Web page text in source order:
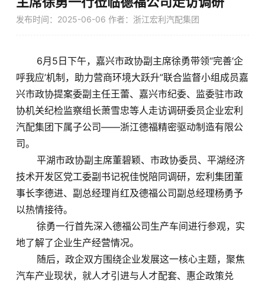
联系我们
发布时间：2025-06-06 作者：浙江宏利汽配集团
6月5日下午，嘉兴市政协副主席徐勇带领“完善‘企
呼我应’机制，助力营商环境大跃升”联合监督小组成员嘉
兴市政协提案委副主任王蕾、嘉兴市纪委、监委驻市政
协机关纪检监察组长萧雪忠等人走访调研委员企业宏利
汽配集团下属子公司——浙江德福精密驱动制造有限公
司。
平湖市政协副主席董碧颖、市政协委员、平湖经济
技术开发区党工委副书记祝佳悦陪同调研，宏利集团董
事长李德进、副总经理肖红及德福公司副总经理杨勇予
以热情接待。
徐勇一行首先深入德福公司生产车间进行参观，实
地了解了企业生产经营情况。
随后，政企双方围绕企业发展这一核心主题，聚焦
汽车产业现状，就人才引进与人才配套、惠企政策兑